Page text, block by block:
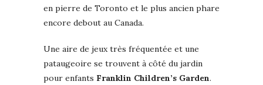
en pierre de Toronto et le plus ancien phare
encore debout au Canada.
Une aire de jeux très fréquentée et une
pataugeoire se trouvent à côté du jardin
pour enfants Franklin Children’s Garden.